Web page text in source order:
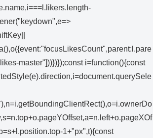
master"]))})});const i=function(){const
1+"px",t){const